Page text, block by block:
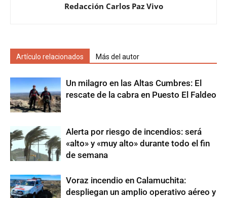
Redacción Carlos Paz Vivo
Artículo relacionados Más del autor
Un milagro en las Altas Cumbres: El
rescate de la cabra en Puesto El Faldeo
Alerta por riesgo de incendios: será
«alto» y «muy alto» durante todo el fin
de semana
Voraz incendio en Calamuchita:
despliegan un amplio operativo aéreo y